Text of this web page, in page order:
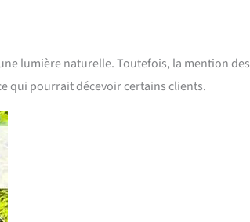
lumière naturelle. Toutefois, la mention des
qui pourrait décevoir certains clients.